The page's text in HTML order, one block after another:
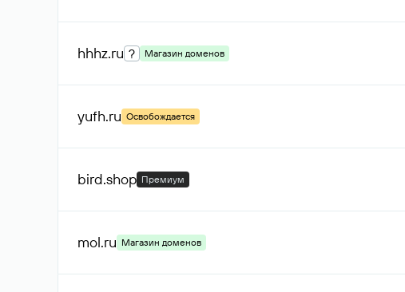
hhhz.ru ? Магазин доменов
yufh.ru Освобождается
bird.shop Премиум
mol.ru Магазин доменов